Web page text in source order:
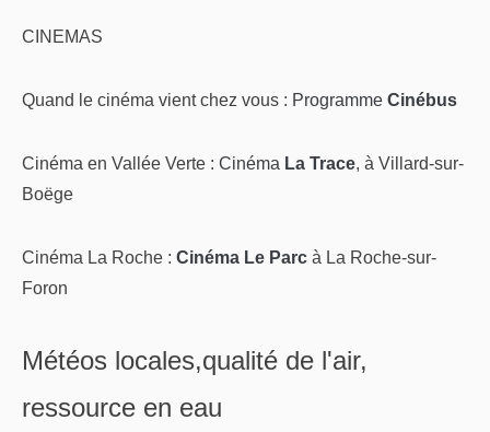
CINEMAS
Quand le cinéma vient chez vous : Programme Cinébus
Cinéma en Vallée Verte : Cinéma La Trace, à Villard-sur-
Boëge
Cinéma La Roche : Cinéma Le Parc à La Roche-sur-
Foron
Météos locales,qualité de l'air,
ressource en eau